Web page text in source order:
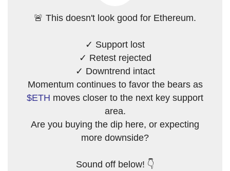
🚨 This doesn't look good for Ethereum.
✓ Support lost
✓ Retest rejected
✓ Downtrend intact
Momentum continues to favor the bears as
$ETH moves closer to the next key support
area.
Are you buying the dip here, or expecting
more downside?
Sound off below! 👇